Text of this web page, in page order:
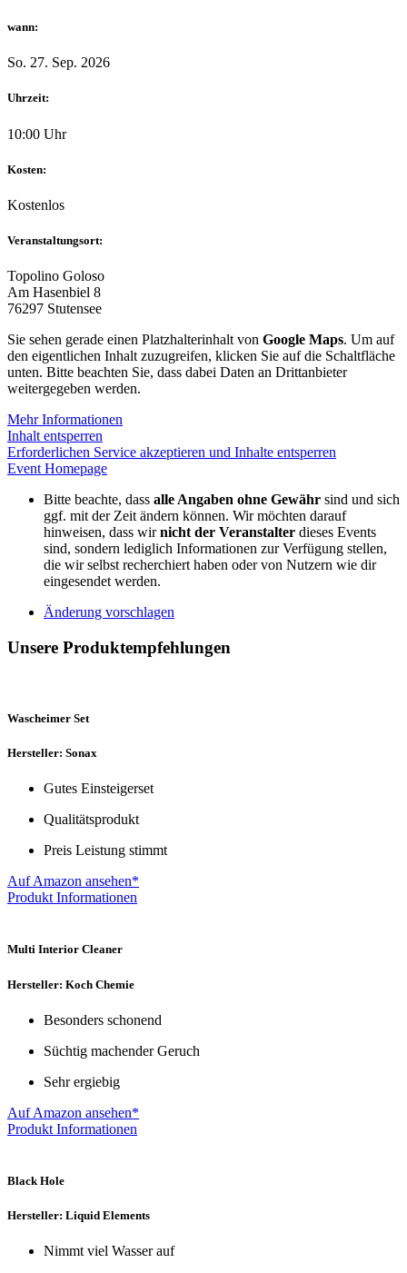
wann:
So. 27. Sep. 2026
Uhrzeit:
10:00 Uhr
Kosten:
Kostenlos
Veranstaltungsort:
Topolino Goloso
Am Hasenbiel 8
76297 Stutensee
Sie sehen gerade einen Platzhalterinhalt von Google Maps. Um auf
den eigentlichen Inhalt zuzugreifen, klicken Sie auf die Schaltfläche
unten. Bitte beachten Sie, dass dabei Daten an Drittanbieter
weitergegeben werden.
Mehr Informationen
Inhalt entsperren
Erforderlichen Service akzeptieren und Inhalte entsperren
Event Homepage
Bitte beachte, dass alle Angaben ohne Gewähr sind und sich
ggf. mit der Zeit ändern können. Wir möchten darauf
hinweisen, dass wirnicht der Veranstalter dieses Events
sind, sondern lediglich Informationen zur Verfügung stellen,
die wir selbst recherchiert haben oder von Nutzern wie dir
eingesendet werden.
Änderung vorschlagen
Unsere Produktempfehlungen
Wascheimer Set
Hersteller: Sonax
Gutes Einsteigerset
Qualitätsprodukt
Preis Leistung stimmt
Auf Amazon ansehen*
Produkt Informationen
Multi Interior Cleaner
Hersteller: Koch Chemie
Besonders schonend
Süchtig machender Geruch
Sehr ergiebig
Auf Amazon ansehen*
Produkt Informationen
Black Hole
Hersteller: Liquid Elements
Nimmt viel Wasser auf